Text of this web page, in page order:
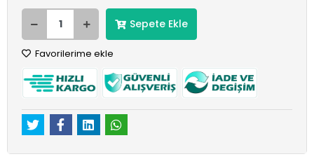
Sepete Ekle
Favorilerime ekle